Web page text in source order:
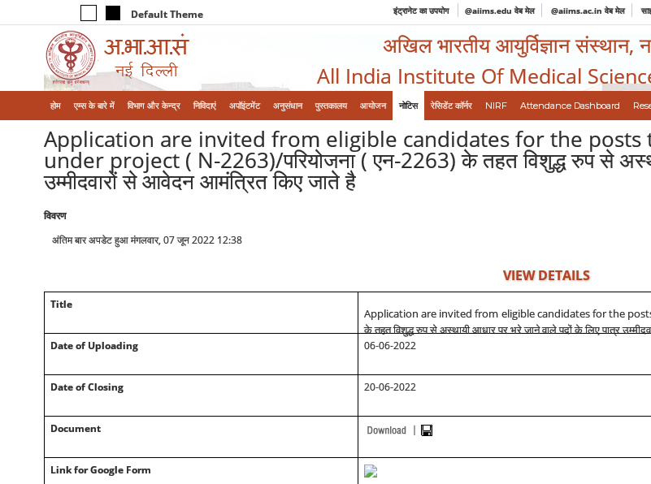
Default Theme इंट्रानेट का उपयोग @aiims.edu वेब मेल @aiims.ac.in वेब मेल
अखिल भारतीय आयुर्विज्ञान संस्थान,
All India Institute Of Medical
होम एम्‍स के बारे में विभाग और केन्‍द्र निविदाएं अपॉइंटमेंट अनुसंधान पुस्तकालय आयोजन नोटिस रेसिडेंट कॉर्नर NIRF Attendance Dashboard
Application are invited from eligible candidates for the
under project ( N-2263)/परियोजना ( एन-2263) के तहत विशुद्ध रुप से
उम्मीदवारों से आवेदन आमंत्रित किए जाते है
विवरण
अंतिम बार अपडेट हुआ मंगलवार, 07 जून 2022 12:38
VIEW DETAILS
Title
Application are invited from eligible candidates for the
के तहत विशुद्ध रुप से अस्थायी आधार पर भरे जाने वाले पदों के लिए पात्र
Date of Uploading 06-06-2022
Date of Closing 20-06-2022
Document
Link for Google Form